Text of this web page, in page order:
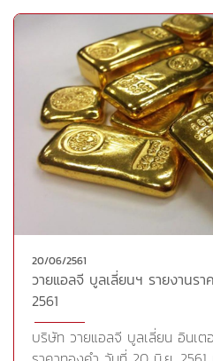
เคลื่อนไหวใกล้ระดับสูงสุดนับตั้
คำกล่าวของนายเจอโรม พาวเว
ยืนยันว่า เฟดจะยังคงขึ้นอัตรา
ประเด็นดังกล่าวยังคงสร้างแร
อย่างไรก็ตามการจับตาความเค
ตลาดโลกนั้นยังไม่เพียงพอสำหรั
การเคลื่อนไหวของค่าเงินบาทที่
ทำกำไรในตลาดทองคำไทยได้ค่
ทางวายแอลจีมีมุมมองว่า ราคา
ลง แม้ว่าระยะสั้นโอกาสขยับขึ้นท
ดอลลาร์ต่อออนซ์ ซึ่งนักลงทุนยัง
ทำกำไร เนื่องจากช่วงที่ผ่านมาร
ขึ้นแรง ก็จะมีแรงขายทำกำไรออ
ที่สะสมทองคำไว้อาจมีการขายทำ
โดยให้ดูว่าราคาจะผ่านแนวต้านไ
ให้นักลงทุนที่รับความเสี่ยงสูงได้
แนวโน้มดังกล่าว กระตุ้นอัตรา
ปรับขึ้น จนส่งผลให้ ดัชนีดอลลา
สูงสุดรอบ 11 เดือน ที่ 95.296
ตัวลงทั้งนี้ ประเทศที่ลดการถือ
ชัดที่สุดคือรัสเซีย ซึ่งได้ลดปริ
หนึ่งในช่วงจากเดือน มี.ค. ไปถึ
ดอลลาร์ มาเหลือ 48,700 ล้า
พันธบัตรสหรัฐที่ถืออยู่ในมือลง
เม.ย. มาอยู่ที่ 1.18 ล้านล้านดอ
ลง 12,300 ล้านดอลลาร์ในเดือน
ดอลลาร์ นอกจากนี้ ไอร์แลนด์
สหรัฐลงด้วยเช่นกัน ขณะที่ปริมา
สหรัฐพิมพ์ขายออกมาจะมีจำนวน
ข้างหน้านอกจากนี้ ทองคำได้รับ
สกุลเงินยูโรอ่อนค่าลง ตอบรับ
ธนาคารกลางยุโรป (ECB) เรีย
20/06/2561
วายแอลจี บูลเลี่ยนฯ รายงานร
2561
บริษัท วายแอลจี บูลเลี่ยน อินเต